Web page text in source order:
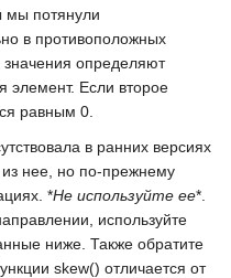
мы потянули
в противоположных
значения определяют
элемент. Если второе
равным 0
в ранних версиях
нее, но по-прежнему
*Не используйте ее*.
используйте
ниже. Также обратите
skew() отличается от